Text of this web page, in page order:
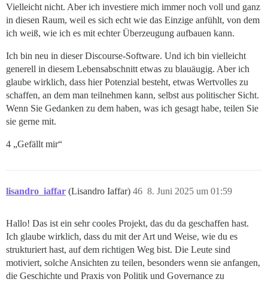
Vielleicht nicht. Aber ich investiere mich immer noch voll und ganz
in diesen Raum, weil es sich echt wie das Einzige anfühlt, von dem
ich weiß, wie ich es mit echter Überzeugung aufbauen kann.
Ich bin neu in dieser Discourse-Software. Und ich bin vielleicht
generell in diesem Lebensabschnitt etwas zu blauäugig. Aber ich
glaube wirklich, dass hier Potenzial besteht, etwas Wertvolles zu
schaffen, an dem man teilnehmen kann, selbst aus politischer Sicht.
Wenn Sie Gedanken zu dem haben, was ich gesagt habe, teilen Sie
sie gerne mit.
4 „Gefällt mir“
lisandro_iaffar (Lisandro Iaffar) 8. Juni 2025 um 01:59
46
Hallo! Das ist ein sehr cooles Projekt, das du da geschaffen hast.
Ich glaube wirklich, dass du mit der Art und Weise, wie du es
strukturiert hast, auf dem richtigen Weg bist. Die Leute sind
motiviert, solche Ansichten zu teilen, besonders wenn sie anfangen,
die Geschichte und Praxis von Politik und Governance zu